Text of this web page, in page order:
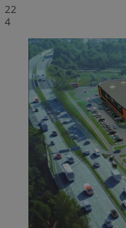
22
4